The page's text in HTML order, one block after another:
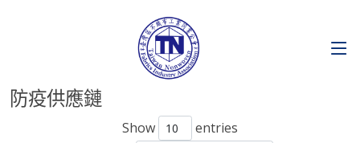
防疫供應鏈
Show
entries